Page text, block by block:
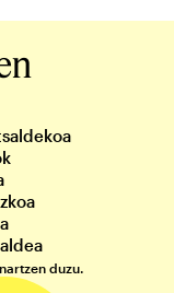
duzu.